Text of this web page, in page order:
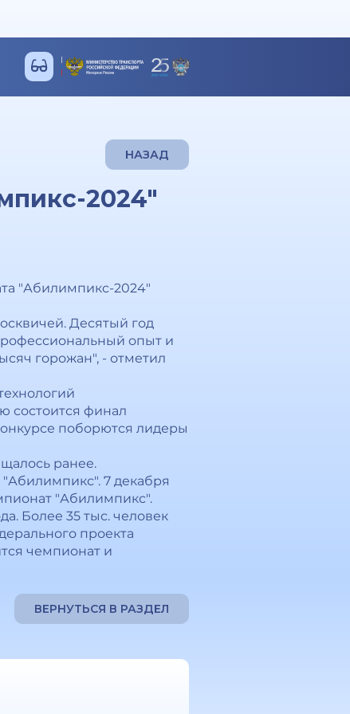
НАЗАД
2024"
"Абилимпикс-2024"
Десятый год
опыт и
горожан", - отметил
состоится финал
поборются лидеры
ранее.
7 декабря
"Абилимпикс".
Более 35 тыс. человек
проекта
чемпионат и
ВЕРНУТЬСЯ В РАЗДЕЛ